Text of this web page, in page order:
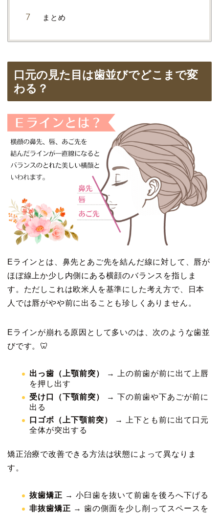
まとめ
口元の見た目は歯並びでどこまで変
わる？
Eラインとは、鼻先とあご先を結んだ線に対して、唇が
ほぼ線上か少し内側にある横顔のバランスを指しま
す。ただしこれは欧米人を基準にした考え方で、日本
人では唇がやや前に出ることも珍しくありません。
Eラインが崩れる原因として多いのは、次のような歯並
びです。🦷
出っ歯（上顎前突）
→ 上の前歯が前に出て上唇
を押し出す
受け口（下顎前突）
→ 下の前歯や下あごが前に
出る
口ゴボ（上下顎前突）
→ 上下とも前に出て口元
全体が突出する
矯正治療で改善できる方法は状態によって異なりま
す。
抜歯矯正 → 小臼歯を抜いて前歯を後ろへ下げる
非抜歯矯正 → 歯の側面を少し削ってスペースを